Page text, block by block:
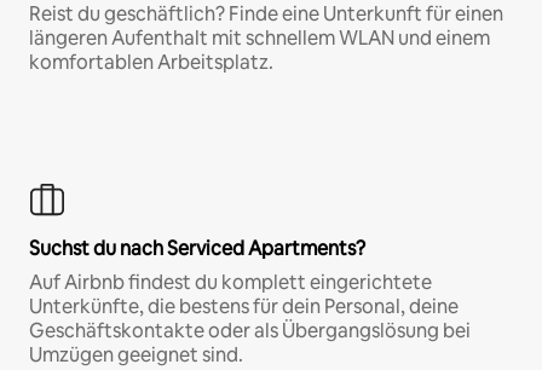
Reist du geschäftlich? Finde eine Unterkunft für einen
längeren Aufenthalt mit schnellem WLAN und einem
komfortablen Arbeitsplatz.
Suchst du nach Serviced Apartments?
Auf Airbnb findest du komplett eingerichtete
Unterkünfte, die bestens für dein Personal, deine
Geschäftskontakte oder als Übergangslösung bei
Umzügen geeignet sind.